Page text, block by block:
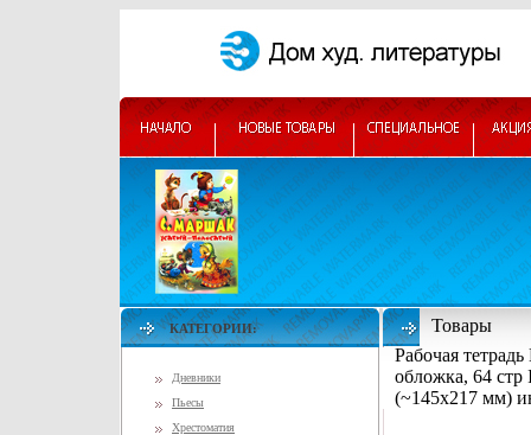
КАТЕГОРИИ:
Дневники
Пьесы
Хрестоматия
Товары
Рабочая
обложка, 64
(~145х217 мм)